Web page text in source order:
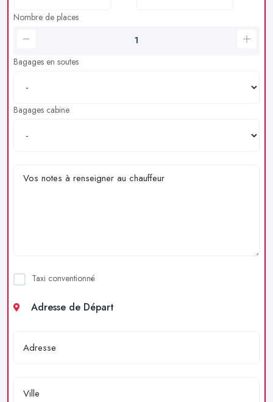
Nombre de places
Bagages en soutes
Bagages cabine
Taxi conventionné
Adresse de Départ